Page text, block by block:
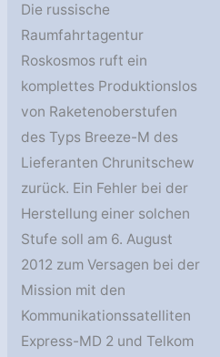
Die russische
Raumfahrtagentur
Roskosmos ruft ein
komplettes Produktionslos
von Raketenoberstufen
des Typs Breeze-M des
Lieferanten Chrunitschew
zurück. Ein Fehler bei der
Herstellung einer solchen
Stufe soll am 6. August
2012 zum Versagen bei der
Mission mit den
Kommunikationssatelliten
Express-MD 2 und Telkom